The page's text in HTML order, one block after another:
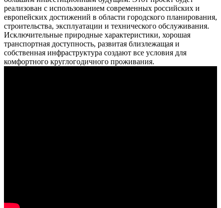
реализован с использованием современных российских и
европейских достижений в области городского планирования,
строительства, эксплуатации и технического обслуживания.
Исключительные природные характеристики, хорошая
транспортная доступность, развитая близлежащая и
собственная инфраструктура создают все условия для
комфортного круглогодичного проживания.